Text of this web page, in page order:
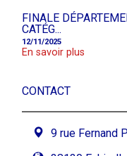
FINALE
CATÉG...
12/11/2025
En savoir plus
CONTACT
9 rue Fernand